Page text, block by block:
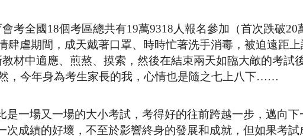
考全國18個考區總共有19萬9318人報名參加（首次跌破20
肆虐期間，成天戴著口罩、時時忙著洗手消毒，被迫遠距上
材中適應、煎熬、摸索，然後在結束兩天如臨大敵的考試
，今年身為考生家長的我，心情也是隨之七上八下……
一場又一場的大小考試，考得好的往前跨越一步，邁向下
成績的好壞，不至於影響終身的發展和成就，但如果考試